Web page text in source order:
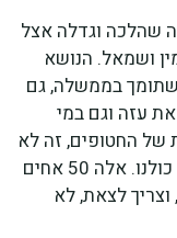
שהלכה וגדלה אצל
ושמאל. הנושא
שתומך בממשלה, גם
עזה וגם במי
של החטופים, זה לא
הסיפור של 50 משפחות. זה הסיפור של כולנו. אלה 50 אחים
וצריך לצאת, לא